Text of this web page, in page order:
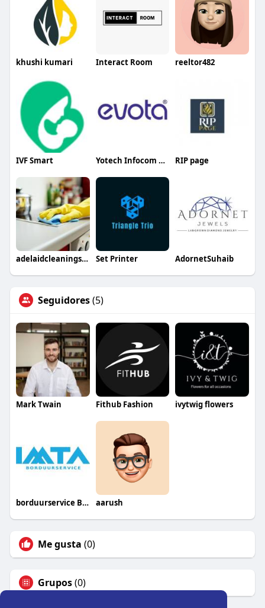
khushi kumari Interact Room reeltor482
IVF Smart Yotech Infocom Private Limited RIP page
adelaidcleaningservices Set Printer AdornetSuhaib
Seguidores(5)
Mark Twain Fithub Fashion ivytwig flowers
borduurservice België aarush
Me gusta (0)
Grupos(0)